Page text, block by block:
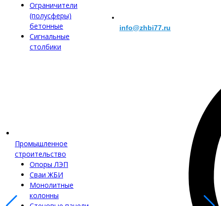
Ограничители
(полусферы)
бетонные
Сигнальные
столбики
Промышленное
строительство
Опоры ЛЭП
Сваи ЖБИ
Монолитные
колонны
info@zhbi77.ru